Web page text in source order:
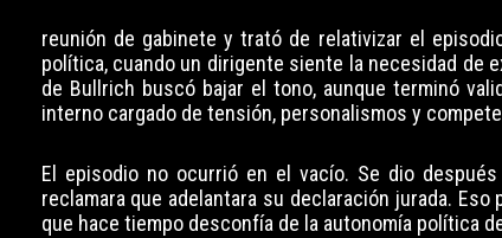
reunión de gabinete y trató de relativizar el
política, cuando un dirigente siente la necesidad de
de Bullrich buscó bajar el tono, aunque terminó
interno cargado de tensión, personalismos y
El episodio no ocurrió en el vacío. Se dio
reclamara que adelantara su declaración jurada.
que hace tiempo desconfía de la autonomía política